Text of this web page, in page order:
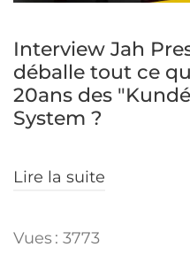
Interview Jah
déballe tout ce
20ans des
System ?
Lire la suite
Vues : 3773